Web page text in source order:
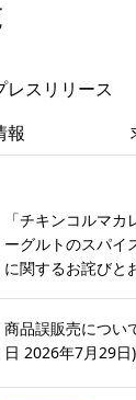
レスリリース
報
「チキンコルマ
ーグルトのスパイ
に関するお詫びと
商品誤販売につい
日 2026年7月29日)